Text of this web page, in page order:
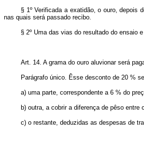
§ 1º Verificada a exatidão, o ouro, depois
nas quais será passado recibo.
§ 2º Uma das vias do resultado do ensaio
Art. 14. A grama do ouro aluvionar será
Parágrafo único. Êsse desconto de 20 %
a) uma parte, correspondente a 6 % do
b) outra, a cobrir a diferença de pêso entre
c) o restante, deduzidas as despesas de